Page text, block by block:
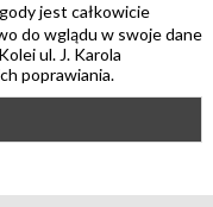
jest całkowicie
do wglądu w swoje dane
ul. J. Karola
poprawiania.